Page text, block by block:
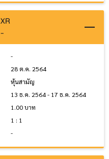
XR
-
-
28 ต.ค. 2564
หุ้นสามัญ
13 ธ.ค. 2564 - 17 ธ.ค. 2564
1.00 บาท
1 : 1
-